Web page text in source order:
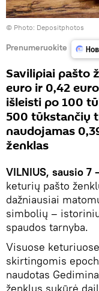
© Photo: Depositphotos
Prenumeruokite
Savilipiai pašto
euro ir 0,42
išleisti po 100
500 tūkstančių
naudojamas
ženklas
VILNIUS, sausio 7
keturių pašto
dažniausiai
simbolių –
spaudos tarnyba.
Visuose
skirtingomis
naudotas
ženklus sukūrė